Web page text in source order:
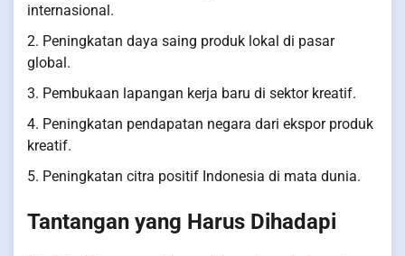
internasional.
2. Peningkatan daya saing produk lokal di pasar
global.
3. Pembukaan lapangan kerja baru di sektor kreatif.
4. Peningkatan pendapatan negara dari ekspor produk
kreatif.
5. Peningkatan citra positif Indonesia di mata dunia.
Tantangan yang Harus Dihadapi